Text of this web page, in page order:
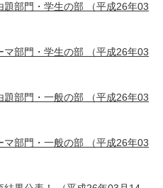
部門・学生の部 （平成26年03
部門・学生の部 （平成26年03
部門・一般の部 （平成26年03
部門・一般の部 （平成26年03